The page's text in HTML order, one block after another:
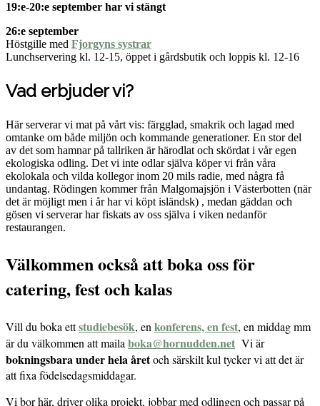
19:e-20:e september har vi stängt
26:e september
Höstgille med Fjorgyns systrar
Lunchservering kl. 12-15, öppet i gårdsbutik och loppis kl. 12-16
Vad erbjuder vi?
Här serverar vi mat på vårt vis: färgglad, smakrik och lagad med
omtanke om både miljön och kommande generationer. En stor del
av det som hamnar på tallriken är härodlat och skördat i vår egen
ekologiska odling. Det vi inte odlar själva köper vi från våra
ekolokala och vilda kollegor inom 20 mils radie, med några få
undantag. Rödingen kommer från Malgomajsjön i Västerbotten (när
det är möjligt men i år har vi köpt isländsk) , medan gäddan och
gösen vi serverar har fiskats av oss själva i viken nedanför
restaurangen.
Välkommen också att boka oss för
catering, fest och kalas
Vill du boka ettstudiebesök, en konferens, en fest, en middag mm
är du välkommen att maila boka@hornudden.net Vi är
bokningsbara under hela åretoch särskilt kul tycker vi att det är
att fixa födelsedagsmiddagar.
Vi bor här, driver olika projekt, jobbar med odlingen och passar på